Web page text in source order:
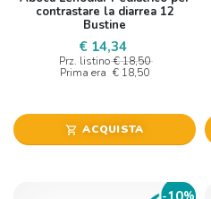
contrastare la diarrea 12
Bustine
€ 14,34
Prz. listino € 18,50
Prima era € 18,50
shopping_cart ACQUISTA